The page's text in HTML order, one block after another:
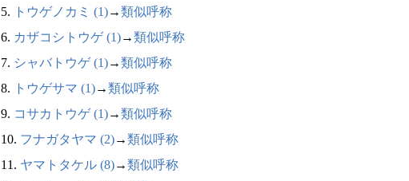
5.
トウゲノカミ (1)→類似呼称
6. カザコシトウゲ (1)→類似呼称
7. シャバトウゲ (1)→類似呼称
8.
トウゲサマ (1)→類似呼称
9. コサカトウゲ (1)→類似呼称
10. フナガタヤマ (2)→類似呼称
11. ヤマトタケル (8)→類似呼称